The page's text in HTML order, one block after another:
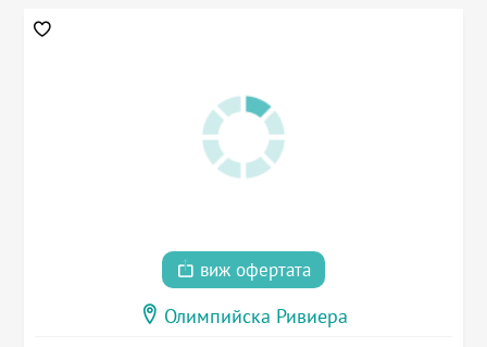
виж офертата
Олимпийска Ривиера